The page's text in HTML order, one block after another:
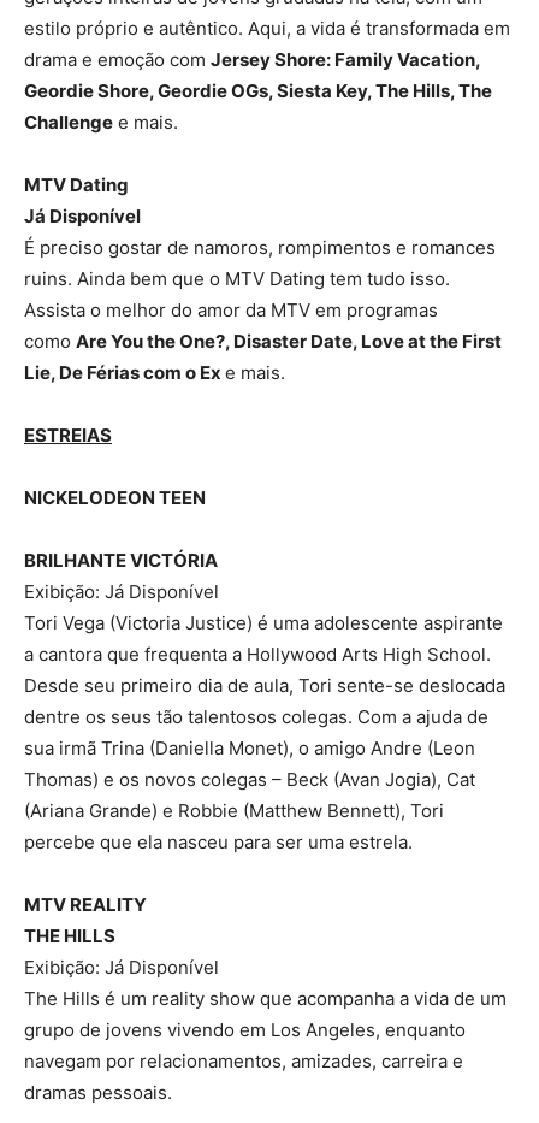
estilo próprio e autêntico. Aqui, a vida é transformada em
drama e emoção com Jersey Shore: Family Vacation,
Geordie Shore, Geordie OGs, Siesta Key, The Hills, The
Challenge e mais.
MTV Dating
Já Disponível
É preciso gostar de namoros, rompimentos e romances
ruins. Ainda bem que o MTV Dating tem tudo isso.
Assista o melhor do amor da MTV em programas
como Are You the One?, Disaster Date, Love at the First
Lie, De Férias com o Ex e mais.
ESTREIAS
NICKELODEON TEEN
BRILHANTE VICTÓRIA
Exibição: Já Disponível
Tori Vega (Victoria Justice) é uma adolescente aspirante
a cantora que frequenta a Hollywood Arts High School.
Desde seu primeiro dia de aula, Tori sente-se deslocada
dentre os seus tão talentosos colegas. Com a ajuda de
sua irmã Trina (Daniella Monet), o amigo Andre (Leon
Thomas) e os novos colegas – Beck (Avan Jogia), Cat
(Ariana Grande) e Robbie (Matthew Bennett), Tori
percebe que ela nasceu para ser uma estrela.
MTV REALITY
THE HILLS
Exibição: Já Disponível
The Hills é um reality show que acompanha a vida de um
grupo de jovens vivendo em Los Angeles, enquanto
navegam por relacionamentos, amizades, carreira e
dramas pessoais.